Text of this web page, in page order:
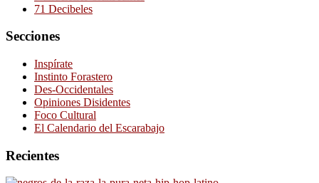
71 Decibeles
Secciones
Inspírate
Instinto Forastero
Des-Occidentales
Opiniones Disidentes
Foco Cultural
El Calendario del Escarabajo
Recientes